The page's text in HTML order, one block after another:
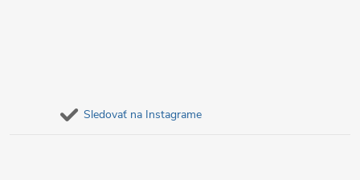
Sledovať na Instagrame